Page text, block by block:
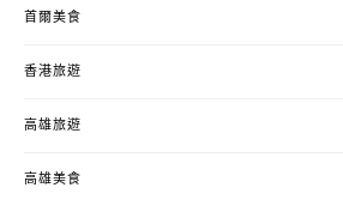
首爾美食
香港旅遊
高雄旅遊
高雄美食